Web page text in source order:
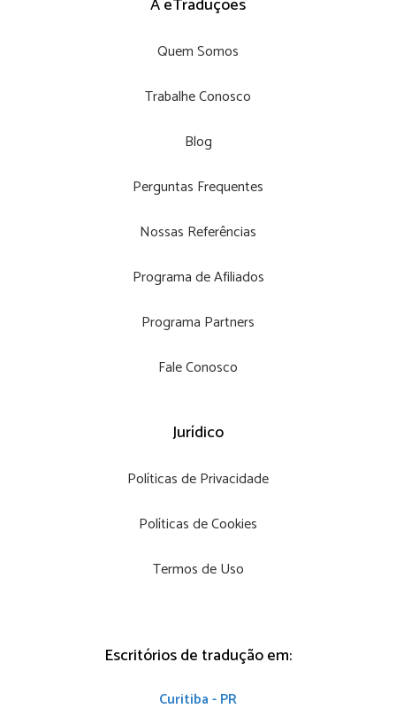
A eTraduções
Quem Somos
Trabalhe Conosco
Blog
Perguntas Frequentes
Nossas Referências
Programa de Afiliados
Programa Partners
Fale Conosco
Jurídico
Políticas de Privacidade
Políticas de Cookies
Termos de Uso
Escritórios de tradução em:
Curitiba - PR